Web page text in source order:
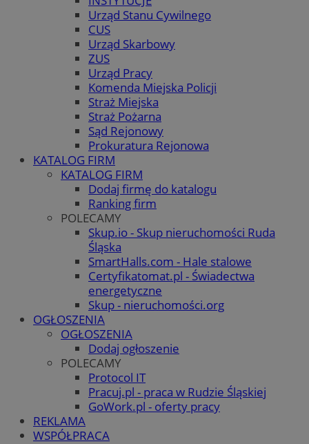
Urząd Stanu Cywilnego
CUS
Urząd Skarbowy
ZUS
Urząd Pracy
Komenda Miejska Policji
Straż Miejska
Straż Pożarna
Sąd Rejonowy
Prokuratura Rejonowa
KATALOG FIRM
KATALOG FIRM
Dodaj firmę do katalogu
Ranking firm
POLECAMY
Skup.io - Skup nieruchomości Ruda
Śląska
SmartHalls.com - Hale stalowe
Certyfikatomat.pl - Świadectwa
energetyczne
Skup - nieruchomości.org
OGŁOSZENIA
OGŁOSZENIA
Dodaj ogłoszenie
POLECAMY
Protocol IT
Pracuj.pl - praca w Rudzie Śląskiej
GoWork.pl - oferty pracy
REKLAMA
WSPÓŁPRACA